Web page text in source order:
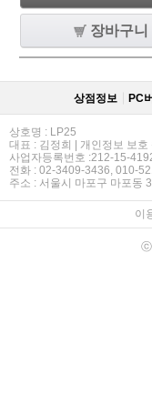
장바구니
상점정보 PC
상호명 : LP25
대표 : 김정희 | 개인정보 보호
사업자등록번호 :212-15-
전화 : 02-3409-3436, 010-
주소 : 서울시 마포구 마포동
이